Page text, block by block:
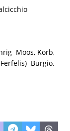
 Moos, Korb,
 Burgio,